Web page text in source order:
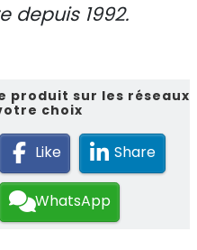
depuis 1992.
produit sur les réseaux
choix
Like Share
WhatsApp